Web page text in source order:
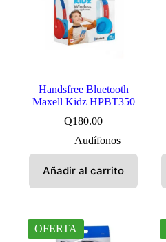
Handsfree Bluetooth
Maxell Kidz HPBT350
Q180.00
Audífonos
Añadir al carrito
OFERTA